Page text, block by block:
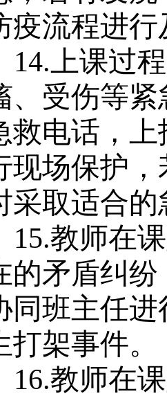
疫流程进
14.上课过
、受伤等紧
救电话，
现场保护
采取适合
15.教师在
的矛盾纠
同班主任
打架事件。
16.教师在